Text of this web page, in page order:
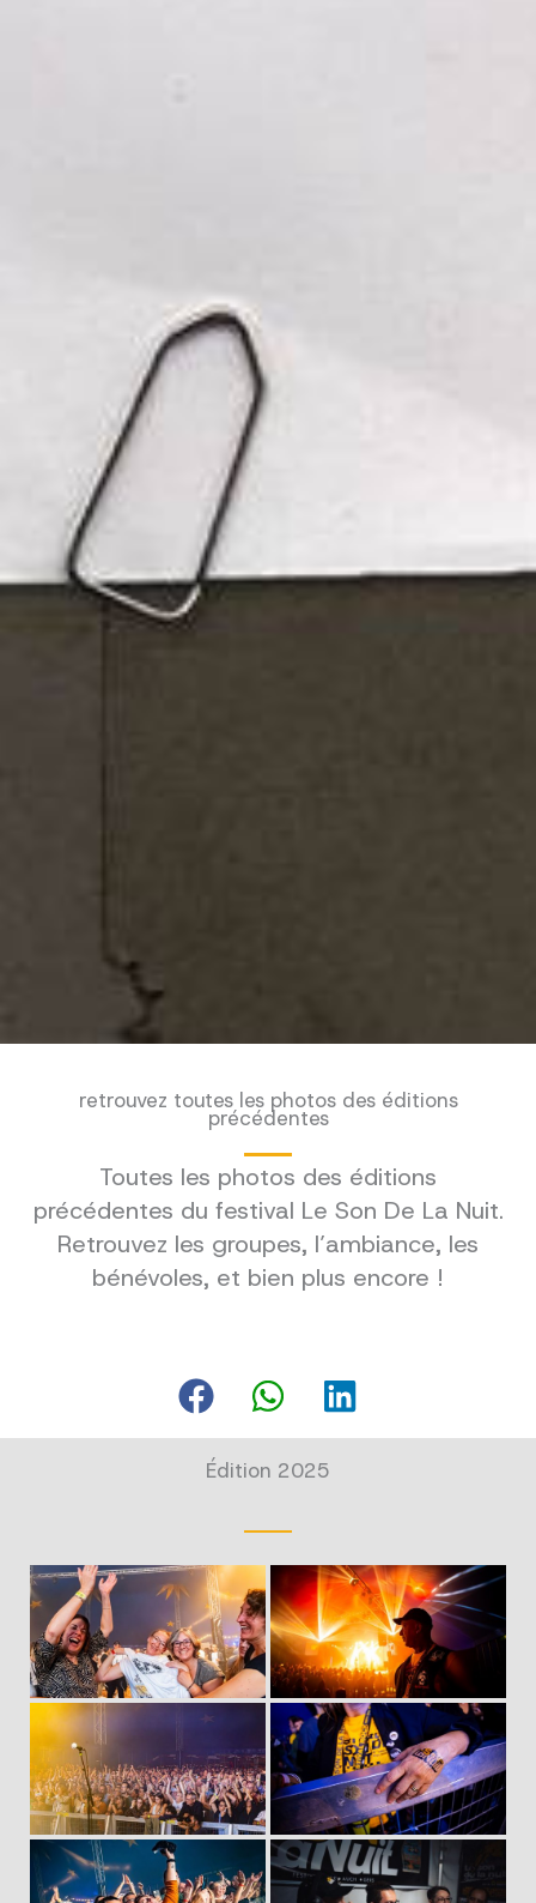
retrouvez toutes les photos des éditions
précédentes
Toutes les photos des éditions
précédentes du festival Le Son De La Nuit.
Retrouvez les groupes, l’ambiance, les
bénévoles, et bien plus encore !
Édition 2025